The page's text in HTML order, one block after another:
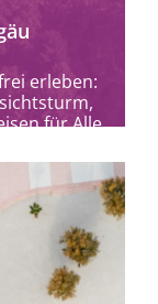
erleben:
für Alle